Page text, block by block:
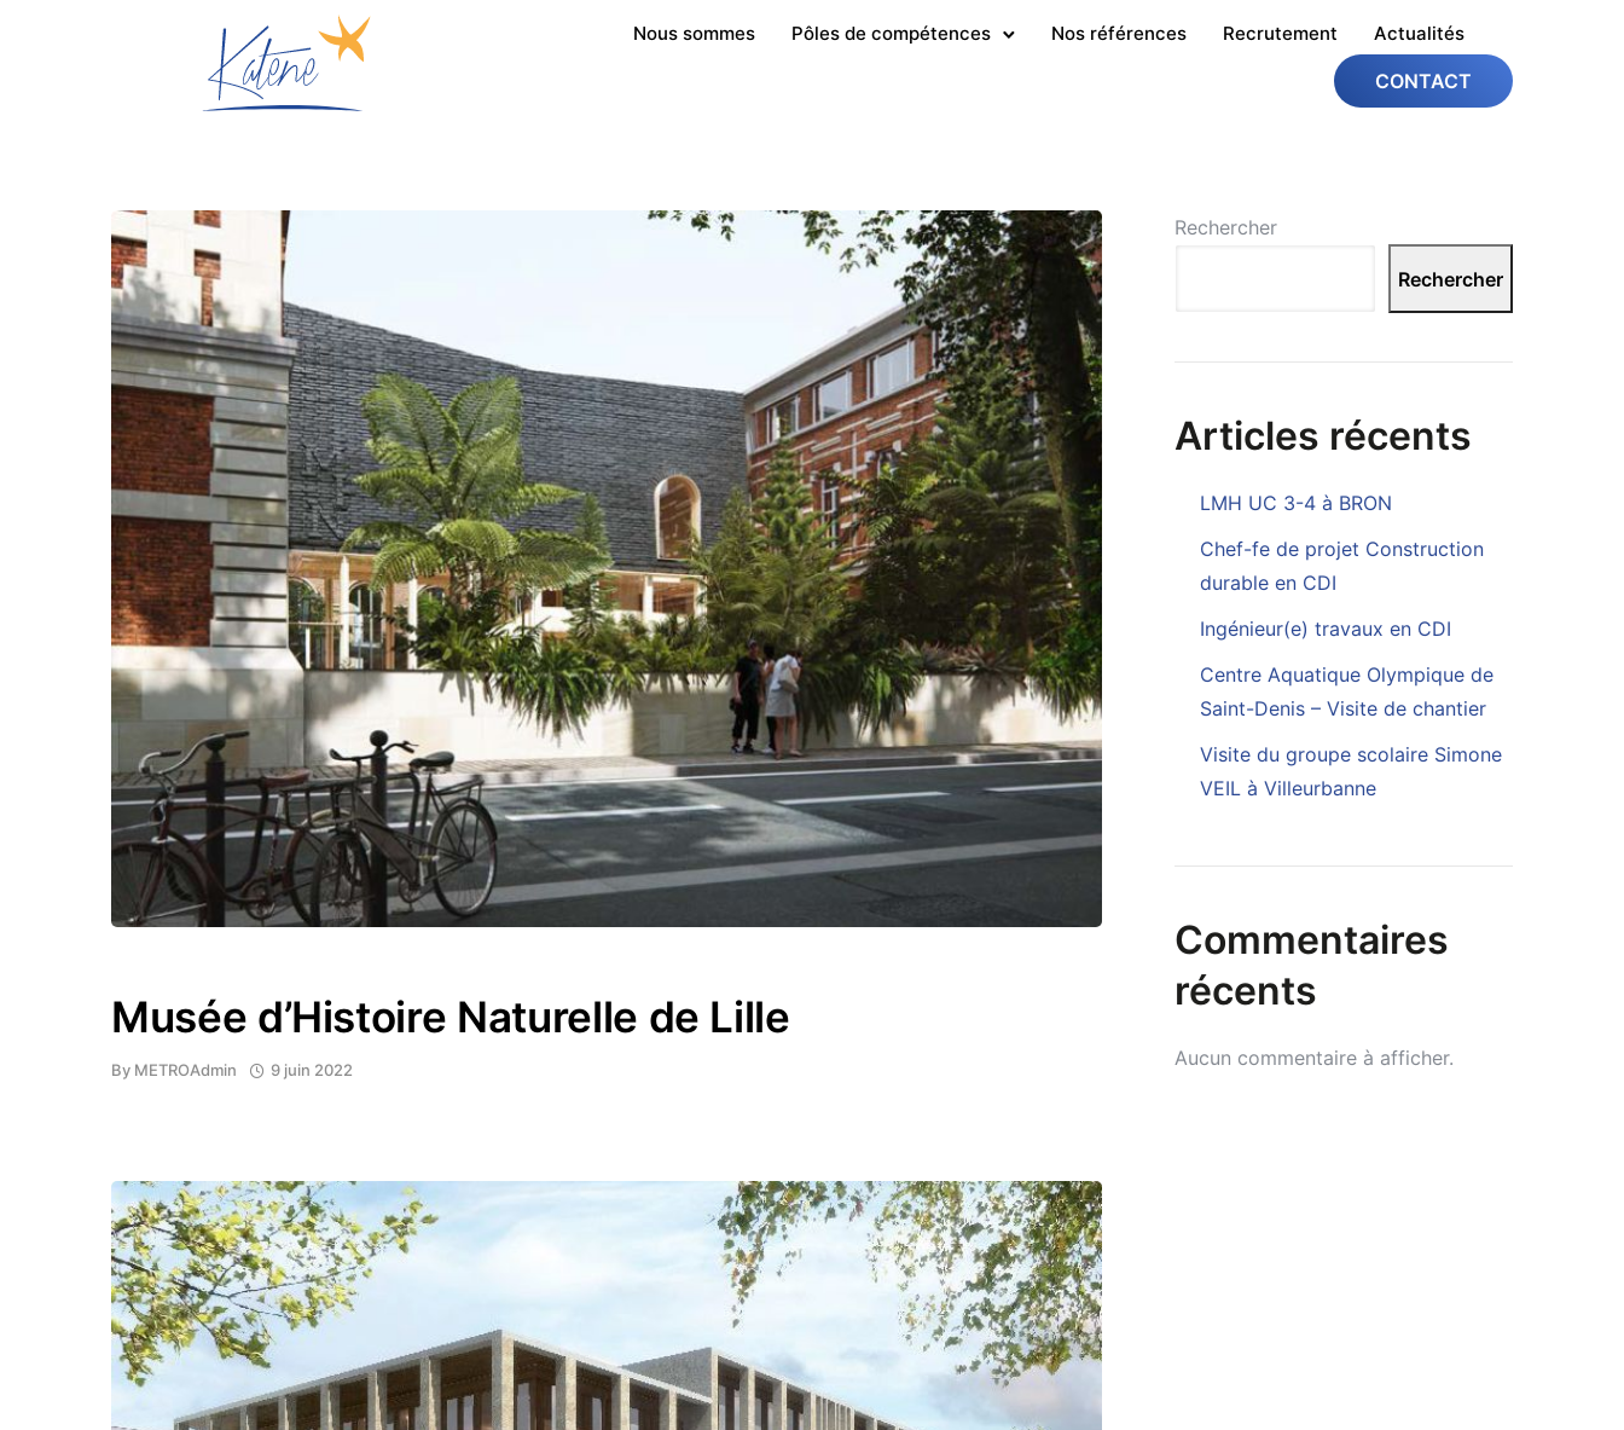
Nous sommes Pôles de compétences Nos références Recrutement Actualités
CONTACT
Musée d’Histoire Naturelle de Lille
By METROAdmin 9 juin 2022
Rechercher
Rechercher
Articles récents
LMH UC 3-4 à BRON
Chef-fe de projet Construction
durable en CDI
Ingénieur(e) travaux en CDI
Centre Aquatique Olympique de
Saint-Denis – Visite de chantier
Visite du groupe scolaire Simone
VEIL à Villeurbanne
Commentaires
récents
Aucun commentaire à afficher.